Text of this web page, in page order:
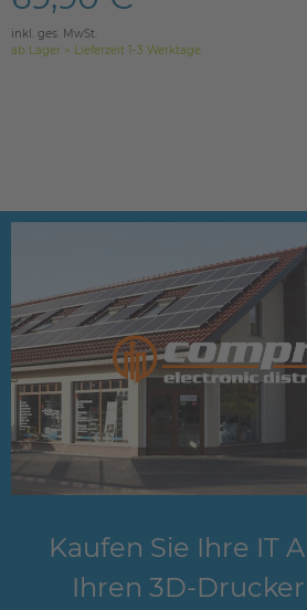
inkl. ges. MwSt.
ab Lager > Lieferzeit 1-3 Werktage
Kaufen Sie Ihre IT
Ihren 3D-